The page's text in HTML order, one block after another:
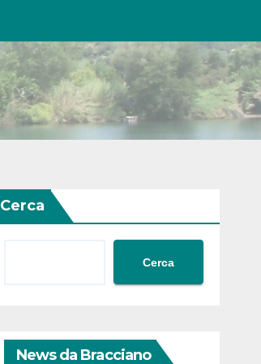
Cerca
Cerca
News da Bracciano